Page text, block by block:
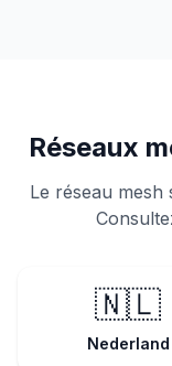
Réseaux
Le réseau mesh
🇳🇱
Nederland